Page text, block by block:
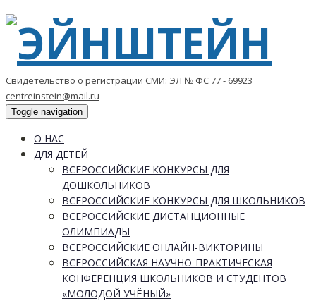
Свидетельство о регистрации СМИ: ЭЛ № ФС 77 - 69923
centreinstein@mail.ru
Toggle navigation
О НАС
ДЛЯ ДЕТЕЙ
ВСЕРОССИЙСКИЕ КОНКУРСЫ ДЛЯ
ДОШКОЛЬНИКОВ
ВСЕРОССИЙСКИЕ КОНКУРСЫ ДЛЯ ШКОЛЬНИКОВ
ВСЕРОССИЙСКИЕ ДИСТАНЦИОННЫЕ
ОЛИМПИАДЫ
ВСЕРОССИЙСКИЕ ОНЛАЙН-ВИКТОРИНЫ
ВСЕРОССИЙСКАЯ НАУЧНО-ПРАКТИЧЕСКАЯ
КОНФЕРЕНЦИЯ ШКОЛЬНИКОВ И СТУДЕНТОВ
«МОЛОДОЙ УЧЁНЫЙ»